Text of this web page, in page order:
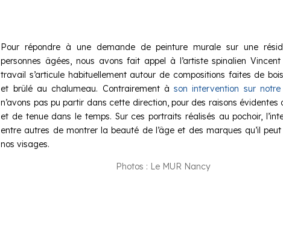
Pour répondre à une demande de peinture murale sur une
personnes âgées, nous avons fait appel à l’artiste spinalien Vincent
travail s’articule habituellement autour de compositions faites de
et brûlé au chalumeau. Contrairement àson intervention sur
n’avons pas pu partir dans cette direction, pour des raisons évidentes
et de tenue dans le temps. Sur ces portraits réalisés au pochoir,
entre autres de montrer la beauté de l’âge et des marques qu’il
nos visages.
Photos : Le MUR Nancy